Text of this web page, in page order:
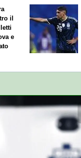
il
e